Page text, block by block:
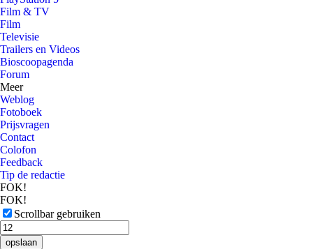
Film & TV
Film
Televisie
Trailers en Videos
Bioscoopagenda
Forum
Meer
Weblog
Fotoboek
Prijsvragen
Contact
Colofon
Feedback
Tip de redactie
FOK!
FOK!
Scrollbar gebruiken
opslaan